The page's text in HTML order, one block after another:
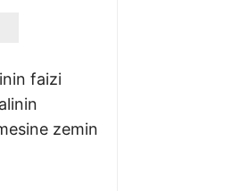
faizi
zemin